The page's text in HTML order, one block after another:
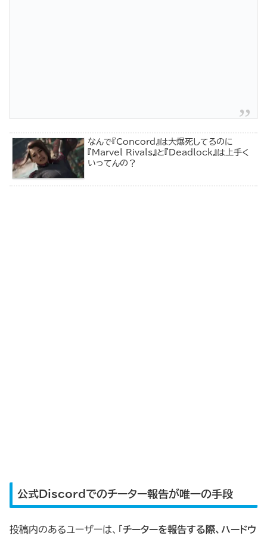
なんで『Concord』は大爆死してるのに
『Marvel Rivals』と『Deadlock』は上手く
いってんの？
公式Discordでのチーター報告が唯一の手段
投稿内のあるユーザーは、「 チーターを報告する際、ハードウ